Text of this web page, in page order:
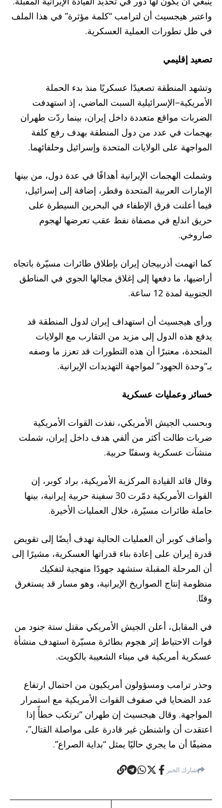
واعتبر هيجسيث أن لترامب “كلمة مؤثرة” في هذا الملف
في ظل تطورات العملية العسكرية.
تصعيد إقليمي
وتشهد المنطقة تصعيدًا عسكريًا منذ بدء الحملة
الأمريكية–الإسرائيلية السبت الماضي، إذ استهدفت
الضربات مواقع متعددة داخل إيران، بينما ردّت طهران
بهجمات في عدد من دول المنطقة بهدف رفع كلفة
المواجهة على الولايات المتحدة وإسرائيل وحلفائهما.
وشملت الهجمات الإيرانية أهدافًا في عدة دول، من بينها
الإمارات العربية المتحدة وقطر، إضافة إلى إسرائيل،
فيما أعلنت فرق الإطفاء في البحرين السيطرة على
حريق اندلع في مصفاة نفط عقب تعرضها لهجوم
صاروخي.
كما اتهمت أذربيجان إيران بإطلاق طائرات مسيّرة باتجاه
أراضيها، ما دفعها إلى إغلاق مجالها الجوي في المناطق
الجنوبية لمدة 12 ساعة.
ورأى هيجسيث أن استهداف إيران لدول المنطقة قد
يدفع هذه الدول إلى مزيد من التقارب مع الولايات
المتحدة، معتبرًا أن هذه التطورات قد تعزز ما وصفه
بـ“وحدة الجهود” لمواجهة التهديدات الإيرانية.
خسائر وعمليات عسكرية
وبحسب الجيش الأمريكي، نفذت القوات الأمريكية
ضربات طالت أكثر من ألفي هدف داخل إيران، شملت
منشآت عسكرية وسفنًا حربية.
وقال قائد القيادة المركزية الأمريكية، براد كوبر، إن
القوات الأمريكية دمّرت 30 سفينة حربية إيرانية، بينها
حاملة طائرات مسيّرة، خلال العمليات الأخيرة.
وأضاف كوبر أن العمليات الحالية تهدف أيضًا إلى تقويض
قدرة إيران على إعادة بناء قدراتها العسكرية، مشيرًا إلى
أن المرحلة المقبلة ستشهد جهودًا منهجية لتفكيك
منظومة إنتاج الصواريخ الإيرانية، وهو مسار قد يستغرق
وقتًا.
في المقابل، أعلن الجيش الأمريكي مقتل ستة جنود من
قوات الاحتياط إثر هجوم بطائرة مسيّرة استهدف منشأة
عسكرية أمريكية في ميناء الشعيبة بالكويت.
وحذر ترامب ومسؤولون أمريكيون من احتمال ارتفاع
عدد الضحايا في صفوف القوات الأمريكية مع استمرار
المواجهة. وقال هيجسيث إن طهران “ترتكب خطأً إذا
اعتقدت أن واشنطن غير قادرة على مواصلة القتال”،
مضيفًا أن ما يجري حاليًا يمثل “بداية الصراع”.
شارك الخبر